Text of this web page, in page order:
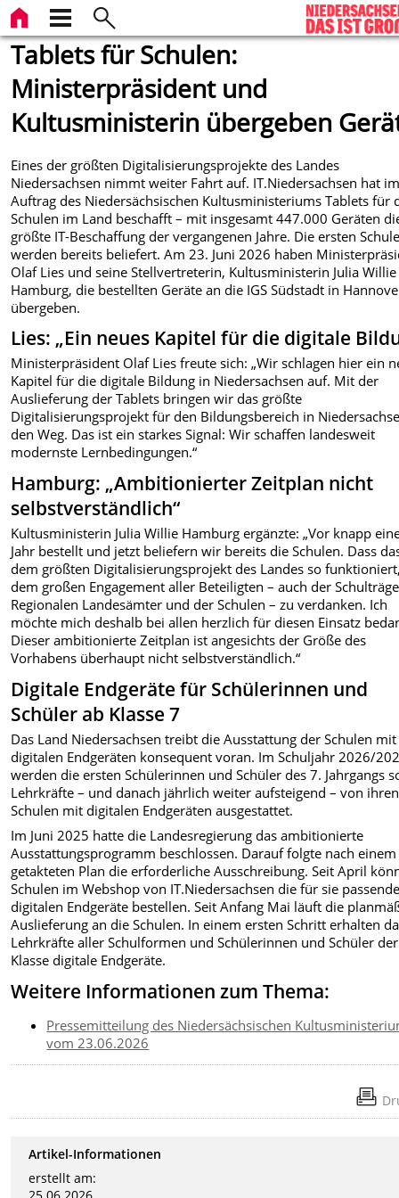
Tablets für Schulen:
Ministerpräsident und
Kultusministerin übergeben
Eines der größten Digitalisierungsprojekte des Landes
Niedersachsen nimmt weiter Fahrt auf. IT.Niedersachsen hat
Auftrag des Niedersächsischen Kultusministeriums Tablets für
Schulen im Land beschafft – mit insgesamt 447.000 Geräten
größte IT-Beschaffung der vergangenen Jahre. Die ersten
werden bereits beliefert. Am 23. Juni 2026 haben
Olaf Lies und seine Stellvertreterin, Kultusministerin Julia Willie
Hamburg, die bestellten Geräte an die IGS Südstadt in
übergeben.
Lies: „Ein neues Kapitel für die digitale
Ministerpräsident Olaf Lies freute sich: „Wir schlagen hier ein
Kapitel für die digitale Bildung in Niedersachsen auf. Mit der
Auslieferung der Tablets bringen wir das größte
Digitalisierungsprojekt für den Bildungsbereich in
den Weg. Das ist ein starkes Signal: Wir schaffen landesweit
modernste Lernbedingungen.“
Hamburg: „Ambitionierter Zeitplan nicht
selbstverständlich“
Kultusministerin Julia Willie Hamburg ergänzte: „Vor knapp
Jahr bestellt und jetzt beliefern wir bereits die Schulen. Dass
dem größten Digitalisierungsprojekt des Landes so
dem großen Engagement aller Beteiligten – auch der
Regionalen Landesämter und der Schulen – zu verdanken. Ich
möchte mich deshalb bei allen herzlich für diesen Einsatz
Dieser ambitionierte Zeitplan ist angesichts der Größe des
Vorhabens überhaupt nicht selbstverständlich.“
Digitale Endgeräte für Schülerinnen und
Schüler ab Klasse 7
Das Land Niedersachsen treibt die Ausstattung der Schulen mit
digitalen Endgeräten konsequent voran. Im Schuljahr 2026/
werden die ersten Schülerinnen und Schüler des 7. Jahrgangs
Lehrkräfte – und danach jährlich weiter aufsteigend – von ihren
Schulen mit digitalen Endgeräten ausgestattet.
Im Juni 2025 hatte die Landesregierung das ambitionierte
Ausstattungsprogramm beschlossen. Darauf folgte nach
getakteten Plan die erforderliche Ausschreibung. Seit April
Schulen im Webshop von IT.Niedersachsen die für sie
digitalen Endgeräte bestellen. Seit Anfang Mai läuft die
Auslieferung an die Schulen. In einem ersten Schritt erhalten
Lehrkräfte aller Schulformen und Schülerinnen und Schüler
Klasse digitale Endgeräte.
Weitere Informationen zum Thema:
Pressemitteilung des Niedersächsischen
vom 23.06.2026
Artikel-Informationen
erstellt am: